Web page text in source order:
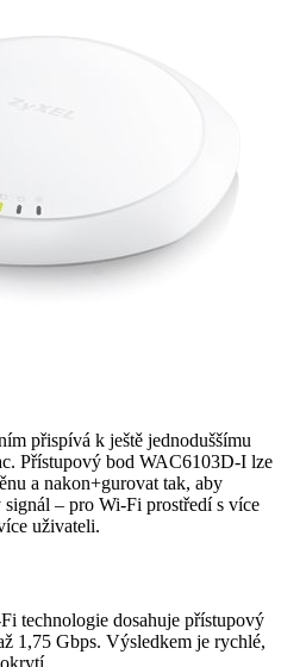
přispívá k ještě jednoduššímu
Přístupový bod WAC6103D-I lze
a nakon+gurovat tak, aby
– pro Wi-Fi prostředí s více
uživateli.
technologie dosahuje přístupový
1,75 Gbps. Výsledkem je rychlé,